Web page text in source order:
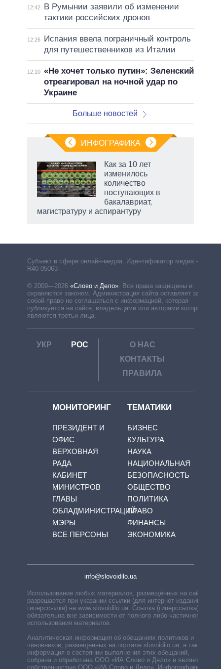
12:42
В Румынии заявили об изменении
тактики российских дронов
12:26
Испания ввела пограничный контроль
для путешественников из Италии
12:10 «Не хочет только путин»: Зеленский
отреагировал на ночной удар по
Украине
Больше новостей
ИНФОГРАФИКА
Как за 10 лет
изменилось
количество
поступающих в
бакалавриат,
магистратуру и аспирантуру
Субъект в сфере онлайн-медиа. Идентификатор медиа –
R40-05063
© 2009—2026 «Слово и Дело» Все права защищены и
охраняются законом. Администрация сайта оставляет за
собой право не соглашаться с информацией, которая
публикуется на сайте, владельцами или авторами которой
являются третьи лица.
УКР РОС
О НАС
КОНТАКТЫ
ПРАВИЛА
МОНИТОРИНГ
ПРЕЗИДЕНТ И
ОФИС
ВЕРХОВНАЯ
РАДА
КАБИНЕТ
МИНИСТРОВ
ГЛАВЫ
ОБЛАДМИНИСТРАЦИЙ
МЭРЫ
ВСЕ ПЕРСОНЫ
ТЕМАТИКИ
БИЗНЕС
КУЛЬТУРА
НАУКА
НАЦИОНАЛЬНАЯ
БЕЗОПАСНОСТЬ
ОБЩЕСТВО
ПОЛИТИКА
ПРАВО
ФИНАНСЫ
ЭКОНОМИКА
info@slovoidilo.ua
Использование любых материалов, размещённых на сайте,
разрешается при указании ссылки (для интернет-изданий —
гиперссылки) на www.slovoidilo.ua. Ссылка (гиперссылка)
обязательна вне зависимости от полного либо частичного
использования материалов.
Аналитическая информация об обещаниях политиков и
чиновников, размещенных на портале slovoidilo.ua, а также
информация о состоянии выполнения этих обещаний,
собрана и обработана ООО «ИА Слово и Дело» и является
собственностью ООО «ИА Слово и Дело». Инфографики,